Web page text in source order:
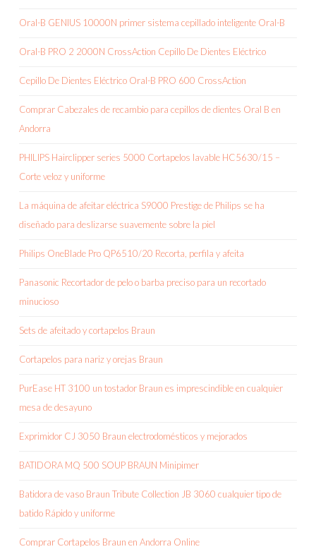
Oral-B GENIUS 10000N primer sistema cepillado inteligente Oral-B
Oral-B PRO 2 2000N CrossAction Cepillo De Dientes Eléctrico
Cepillo De Dientes Eléctrico Oral-B PRO 600 CrossAction
Comprar Cabezales de recambio para cepillos de dientes Oral B en
Andorra
PHILIPS Hairclipper series 5000 Cortapelos lavable HC5630/15 –
Corte veloz y uniforme
La máquina de afeitar eléctrica S9000 Prestige de Philips se ha
diseñado para deslizarse suavemente sobre la piel
Philips OneBlade Pro QP6510/20 Recorta, perfila y afeita
Panasonic Recortador de pelo o barba preciso para un recortado
minucioso
Sets de afeitado y cortapelos Braun
Cortapelos para nariz y orejas Braun
PurEase HT 3100 un tostador Braun es imprescindible en cualquier
mesa de desayuno
Exprimidor CJ 3050 Braun electrodomésticos y mejorados
BATIDORA MQ 500 SOUP BRAUN Minipimer
Batidora de vaso Braun Tribute Collection JB 3060 cualquier tipo de
batido Rápido y uniforme
Comprar Cortapelos Braun en Andorra Online